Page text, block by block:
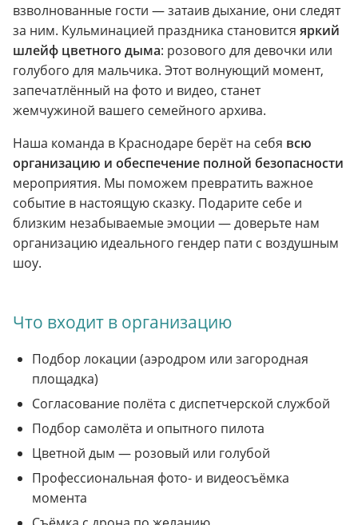
взволнованные гости — затаив дыхание, они следят
за ним. Кульминацией праздника становится яркий
шлейф цветного дыма: розового для девочки или
голубого для мальчика. Этот волнующий момент,
запечатлённый на фото и видео, станет
жемчужиной вашего семейного архива.
Наша команда в Краснодаре берёт на себя всю
организацию и обеспечение полной безопасности
мероприятия. Мы поможем превратить важное
событие в настоящую сказку. Подарите себе и
близким незабываемые эмоции — доверьте нам
организацию идеального гендер пати с воздушным
шоу.
Что входит в организацию
Подбор локации (аэродром или загородная
площадка)
Согласование полёта с диспетчерской службой
Подбор самолёта и опытного пилота
Цветной дым — розовый или голубой
Профессиональная фото- и видеосъёмка
момента